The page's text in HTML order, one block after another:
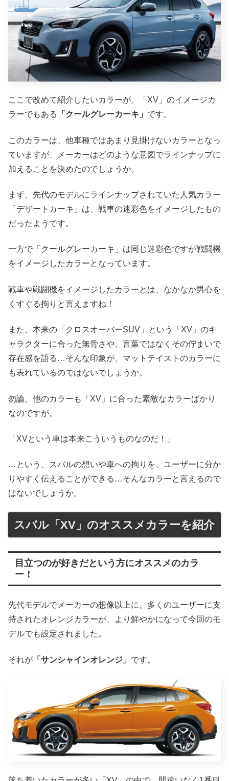
ここで改めて紹介したいカラーが、「XV」のイメージカ
ラーでもある
「クールグレーカーキ」 です。
このカラーは、他車種ではあまり見掛けないカラーとなっ
ていますが、メーカーはどのような意図でラインナップに
加えることを決めたのでしょうか。
まず、先代のモデルにラインナップされていた人気カラー
「デザートカーキ」は、戦車の迷彩色をイメージしたもの
だったようです。
一方で「クールグレーカーキ」は同じ迷彩色ですが戦闘機
をイメージしたカラーとなっています。
戦車や戦闘機をイメージしたカラーとは、なかなか男心を
くすぐる拘りと言えますね！
また、本来の「クロスオーバーSUV」という「XV」のキ
ャラクターに合った無骨さや、言葉ではなくその佇まいで
存在感を語る…そんな印象が、マットテイストのカラーに
も表れているのではないでしょうか。
勿論、他のカラーも「XV」に合った素敵なカラーばかり
なのですが、
「XVという車は本来こういうものなのだ！」
…という、スバルの想いや車への拘りを、ユーザーに分か
りやすく伝えることができる…そんなカラーと言えるので
はないでしょうか。
スバル「XV」のオススメカラーを紹介
目立つのが好きだという方にオススメのカラ
ー！
先代モデルでメーカーの想像以上に、多くのユーザーに支
持されたオレンジカラーが、より鮮やかになって今回のモ
デルでも設定されました。
それが 「サンシャインオレンジ」 です。